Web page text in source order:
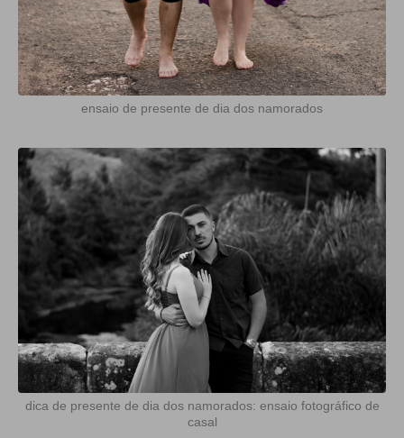
ensaio de presente de dia dos namorados
dica de presente de dia dos namorados: ensaio fotográfico de
casal